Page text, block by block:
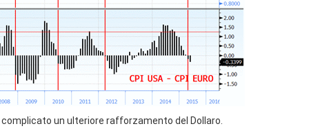
un ulteriore rafforzamento del Dollaro.